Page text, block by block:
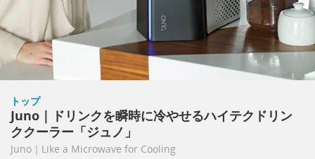
トップ
Juno｜ドリンクを瞬時に冷やせるハイテクドリン
ククーラー「ジュノ」
Juno｜Like a Microwave for Cooling